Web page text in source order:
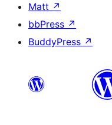
Matt ↗
bbPress ↗
BuddyPress ↗